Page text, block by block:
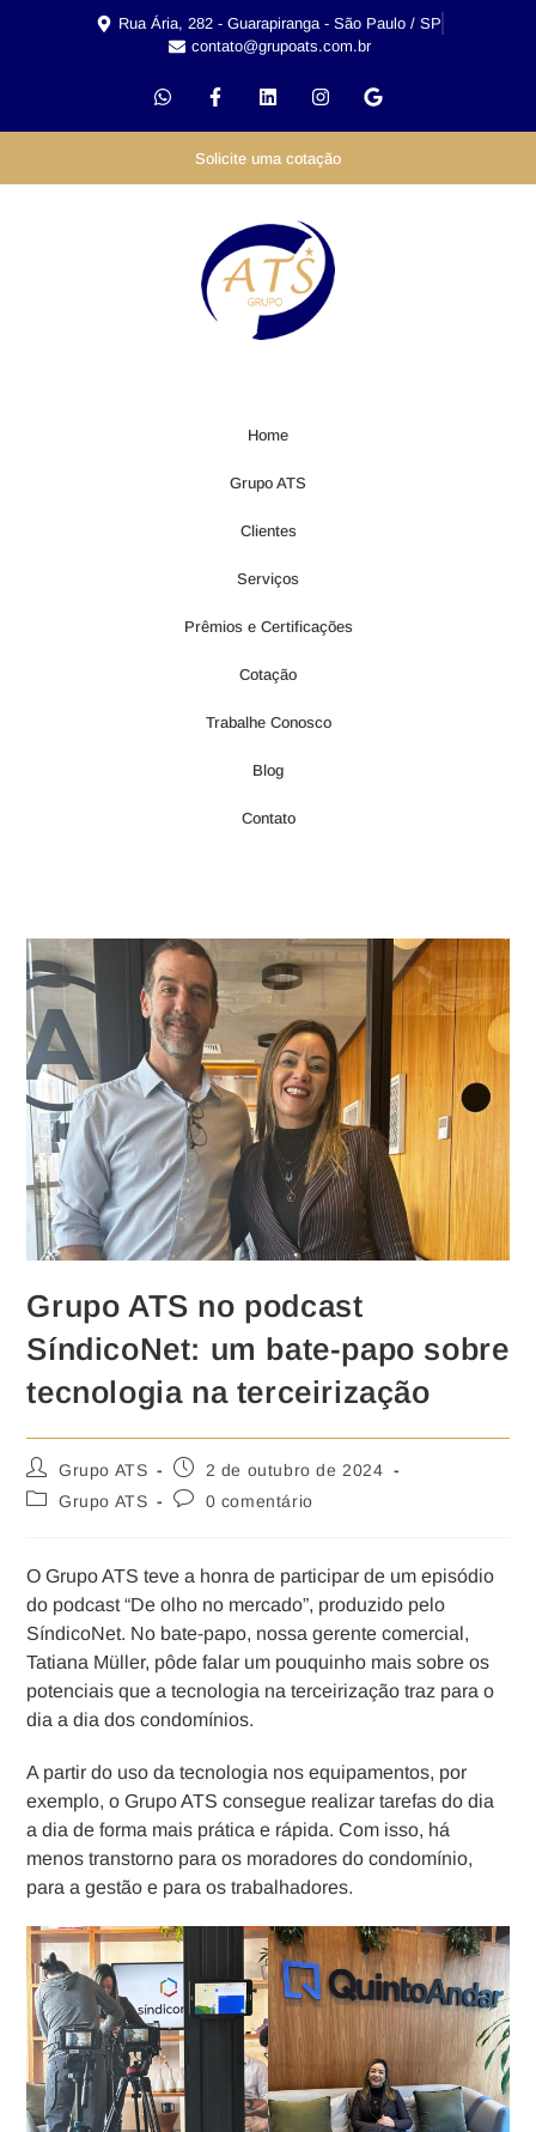
Rua Ária, 282 - Guarapiranga - São Paulo / SP
contato@grupoats.com.br
Solicite uma cotação
Home
Grupo ATS
Clientes
Serviços
Prêmios e Certificações
Cotação
Trabalhe Conosco
Blog
Contato
Grupo ATS no podcast
SíndicoNet: um bate-papo sobre
tecnologia na terceirização
Grupo ATS
2 de outubro de 2024
Grupo ATS
0 comentário
O Grupo ATS teve a honra de participar de um episódio
do podcast “De olho no mercado”, produzido pelo
SíndicoNet. No bate-papo, nossa gerente comercial,
Tatiana Müller, pôde falar um pouquinho mais sobre os
potenciais que a tecnologia na terceirização traz para o
dia a dia dos condomínios.
A partir do uso da tecnologia nos equipamentos, por
exemplo, o Grupo ATS consegue realizar tarefas do dia
a dia de forma mais prática e rápida. Com isso, há
menos transtorno para os moradores do condomínio,
para a gestão e para os trabalhadores.